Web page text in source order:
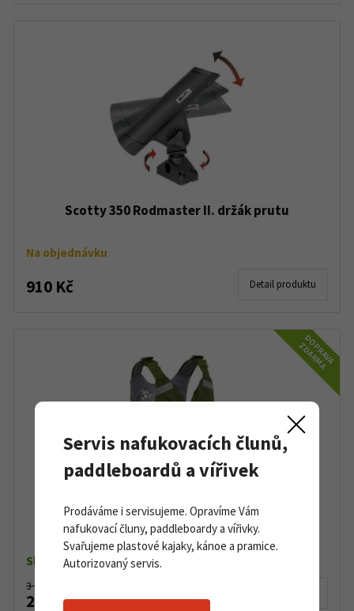
Scotty 350 Rodmaster II. držák prutu
Na objednávku
910 Kč Detail produktu
DOPRAVA
ZDARMA
Plovací vesta Palm Hydro Olive
Skladem dle varianty
3 180 Kč
2 999 Kč
Servis nafukovacích člunů,
paddleboardů a vířivek
Prodáváme i servisujeme. Opravíme Vám
nafukovací čluny, paddleboardy a vířivky.
Svařujeme plastové kajaky, kánoe a pramice.
Autorizovaný servis.